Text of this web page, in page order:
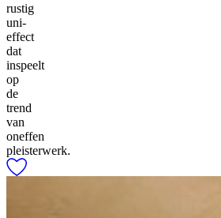
rustig
uni-
effect
dat
inspeelt
op
de
trend
van
oneffen
pleisterwerk.